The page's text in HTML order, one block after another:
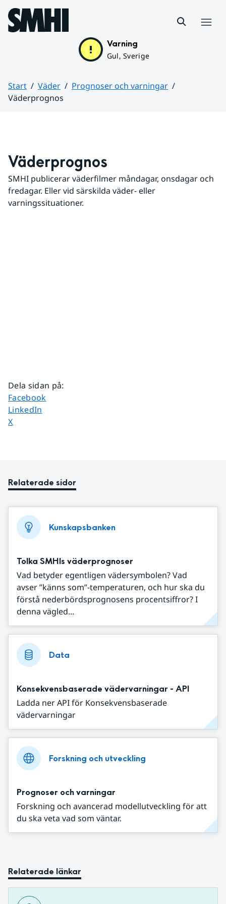
Hoppa till sidans innehåll
Varning
Gul, Sverige
Start Väder
Prognoser och varningar
Väderprognos
Väderprognos
SMHI publicerar väderfilmer måndagar, onsdagar och
fredagar. Eller vid särskilda väder- eller
varningssituationer.
Dela sidan på:
Dela sidan på
Facebook
Dela sidan på
LinkedIn
Dela sidan på
X
Relaterade sidor
Kunskapsbanken
Tolka SMHIs väderprognoser
Vad betyder egentligen vädersymbolen? Vad
avser ”känns som”-temperaturen, och hur ska du
förstå nederbördsprognosens procentsiffror? I
denna vägled...
Data
Konsekvensbaserade vädervarningar - API
Ladda ner API för Konsekvensbaserade
vädervarningar
Forskning och utveckling
Prognoser och varningar
Forskning och avancerad modellutveckling för att
du ska veta vad som väntar.
Relaterade länkar